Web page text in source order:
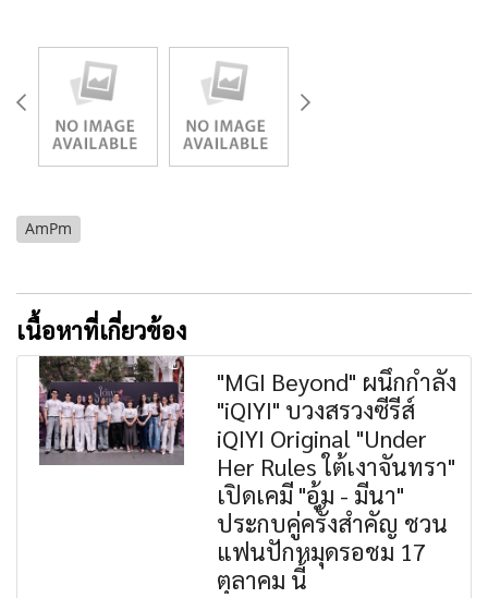
AmPm
เนื้อหาที่เกี่ยวข้อง
"MGI Beyond" ผนึกกำลัง
"iQIYI" บวงสรวงซีรีส์
iQIYI Original "Under
Her Rules ใต้เงาจันทรา"
เปิดเคมี "อุ้ม - มีนา"
ประกบคู่ครั้งสำคัญ ชวน
แฟนปักหมุดรอชม 17
ตุลาคม นี้